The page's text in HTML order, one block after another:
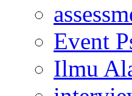
Event
Ilmu